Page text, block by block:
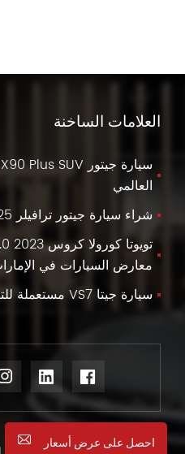
العلامات الساخنة
العالمي
شراء سيارة جيتور ترافيلر 2025 2.0TD SUV الجديدة
معارض السيارات في
سيارة جيتا VS7 مستعملة للتصدير إلى الصين
احصل على عرض أسعار